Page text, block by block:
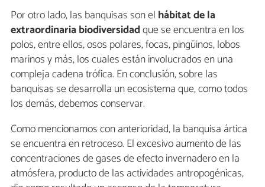
Por otro lado, las banquisas son el hábitat de la
extraordinaria biodiversidadque se encuentra en los
polos, entre ellos, osos polares, focas, pingüinos, lobos
marinos y más, los cuales están involucrados en una
compleja cadena trófica. En conclusión, sobre las
banquisas se desarrolla un ecosistema que, como todos
los demás, debemos conservar.
Como mencionamos con anterioridad, la banquisa ártica
se encuentra en retroceso. El excesivo aumento de las
concentraciones de gases de efecto invernadero en la
atmósfera, producto de las actividades antropogénicas,